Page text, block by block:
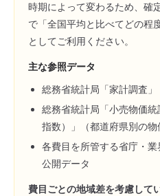
時期によって変わるため、確
で「全国平均と比べてどの程
としてご利用ください。
主な参照データ
総務省統計局「家計調査」
総務省統計局「小売物価
指数）」（都道府県別の物
各費目を所管する省庁・
公開データ
費目ごとの地域差を考慮して